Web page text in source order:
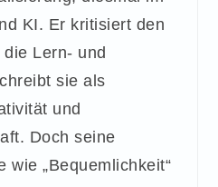
KI. Er kritisiert den
Lern- und
sie als
und
Doch seine
wie „Bequemlichkeit“